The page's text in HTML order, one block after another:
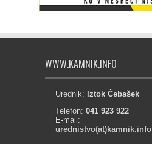
WWW.KAMNIK.INFO
Urednik: Iztok Čebašek
Telefon: 041 923 922
E-mail:
urednistvo(at)kamnik.info